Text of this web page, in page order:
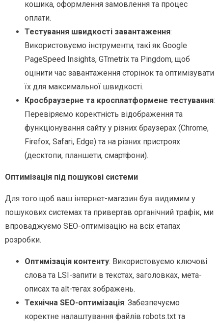
кошика, оформлення замовлення та процес
оплати.
Тестування швидкості завантаження:
Використовуємо інструменти, такі як Google
PageSpeed Insights, GTmetrix та Pingdom, щоб
оцінити час завантаження сторінок та оптимізувати
їх для максимальної швидкості.
Кросбраузерне та кросплатформене тестування:
Перевіряємо коректність відображення та
функціонування сайту у різних браузерах (Chrome,
Firefox, Safari, Edge) та на різних пристроях
(десктопи, планшети, смартфони).
Оптимізація під пошукові системи
Для того щоб ваш інтернет-магазин був видимим у
пошукових системах та привертав органічний трафік, ми
впроваджуємо SEO-оптимізацію на всіх етапах
розробки.
Оптимізація контенту: Використовуємо ключові
слова та LSI-запити в текстах, заголовках, мета-
описах та alt-тегах зображень.
Технічна SEO-оптимізація: Забезпечуємо
коректне налаштування файлів robots.txt та